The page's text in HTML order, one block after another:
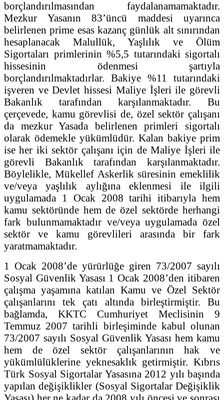
borçlandırılmasından faydalanamamaktadır.
Mezkur Yasanın 83’üncü maddesi uyarınca
belirlenen prime esas kazanç günlük alt sınırından
hesaplanacak Malullük, Yaşlılık ve Ölüm
Sigortaları primlerinin %5,5 tutarındaki sigortalı
hissesinin ödenmesi şartıyla
borçlandırılmaktadırlar. Bakiye %11 tutarındaki
işveren ve Devlet hissesi Maliye İşleri ile görevli
Bakanlık tarafından karşılanmaktadır. Bu
çerçevede, kamu görevlisi de, özel sektör çalışanı
da mezkur Yasada belirlenen primleri sigortalı
olarak ödemekle yükümlüdür. Kalan bakiye prim
ise her iki sektör çalışanı için de Maliye İşleri ile
görevli Bakanlık tarafından karşılanmaktadır.
Böylelikle, Mükellef Askerlik süresinin emeklilik
ve/veya yaşlılık aylığına eklenmesi ile ilgili
uygulamada 1 Ocak 2008 tarihi itibarıyla hem
kamu sektöründe hem de özel sektörde herhangi
fark bulunmamaktadır ve/veya uygulamada özel
sektör ve kamu görevlileri arasında bir fark
yaratmamaktadır.
1 Ocak 2008’de yürürlüğe giren 73/2007 sayılı
Sosyal Güvenlik Yasası 1 Ocak 2008’den itibaren
çalışma yaşamına katılan Kamu ve Özel Sektör
çalışanlarını tek çatı altında birleştirmiştir. Bu
bağlamda, KKTC Cumhuriyet Meclisinin 9
Temmuz 2007 tarihli birleşiminde kabul olunan
73/2007 sayılı Sosyal Güvenlik Yasası hem kamu
hem de özel sektör çalışanlarının hak ve
yükümlülüklerine yeknesaklık getirmiştir. Kıbrıs
Türk Sosyal Sigortalar Yasasına 2012 yılı başında
yapılan değişiklikler (Sosyal Sigortalar Değişiklik
Yasası) her ne kadar da 2008 yılı öncesi ve sonrası